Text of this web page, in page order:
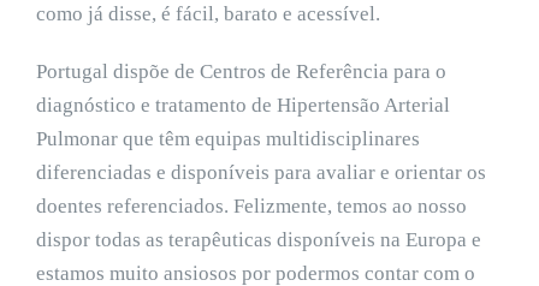
como já disse, é fácil, barato e acessível.
Portugal dispõe de Centros de Referência para o
diagnóstico e tratamento de Hipertensão Arterial
Pulmonar que têm equipas multidisciplinares
diferenciadas e disponíveis para avaliar e orientar os
doentes referenciados. Felizmente, temos ao nosso
dispor todas as terapêuticas disponíveis na Europa e
estamos muito ansiosos por podermos contar com o